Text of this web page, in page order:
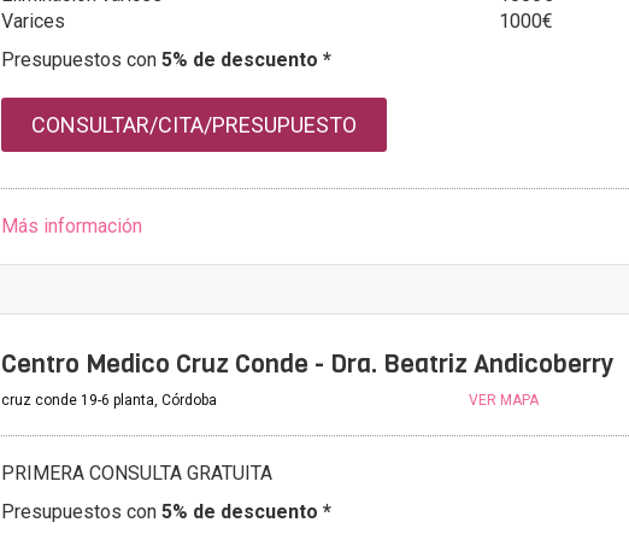
Varices
1000€
Presupuestos con 5% de descuento *
CONSULTAR/CITA/PRESUPUESTO
Más información
Centro Medico Cruz Conde - Dra. Beatriz Andicoberry
cruz conde 19-6 planta, Córdoba VER MAPA
PRIMERA CONSULTA GRATUITA
Presupuestos con 5% de descuento *